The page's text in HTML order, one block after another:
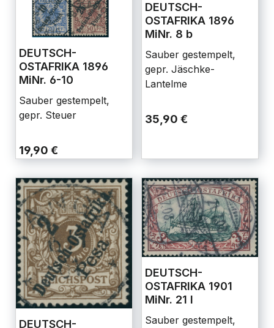
DEUTSCH-
OSTAFRIKA 1896
MiNr. 6-10
Sauber gestempelt,
gepr. Steuer
19,90 €
DEUTSCH-
OSTAFRIKA 1896
MiNr. 8 b
Sauber gestempelt,
gepr. Jäschke-
Lantelme
35,90 €
DEUTSCH-
DEUTSCH-
OSTAFRIKA 1901
MiNr. 21 I
Sauber gestempelt,